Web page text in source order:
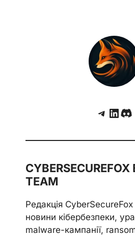
CYBERSECUREFOX
TEAM
Редакція
новини кібербезпеки,
malware-кампанії,